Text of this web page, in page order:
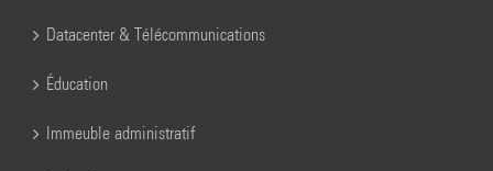
Datacenter & Télécommunications
Éducation
Immeuble administratif